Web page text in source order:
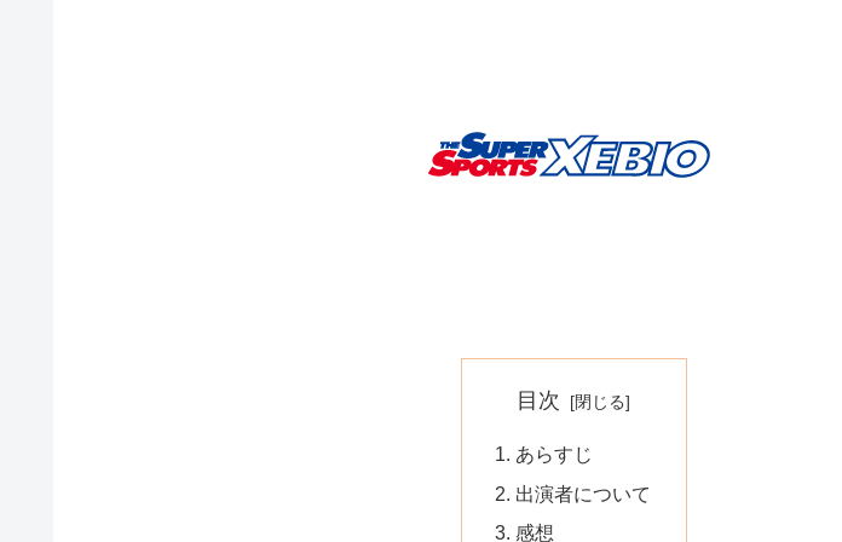
目次
あらすじ
出演者について
感想